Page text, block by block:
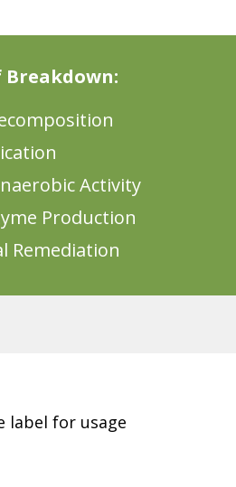
Breakdown​​​​‌ ‍ ​‍​‍‌‍ ‌ ​‍‌‍‍‌‌‍‌ ‌‍‍‌‌‍ ‍​‍​‍​ ‍‍​‍​‍‌ ​ ‌‍​‌‌‍ ‍‌‍‍‌‌ ‌​‌ ‍‌​‍ ‍‌‍‍‌‌‍ ​‍​‍​‍ ​​‍​‍‌‍‍​‌ ​‍‌‍‌‌‌‍‌‍​‍​‍​ ‍‍​‍​‍​‍ ‌ ​ ‌ ‌​‌ ‌‌‌‍‌​‌‍‍‌‌‍ ​‍ ‌‍‍‌‌‍ ‍‌ ‌​‌‍‌‌‌‍ ‍‌ ‌​​‍ ‌‍‌‌‌‍‌​‌‍‍‌‌ ‌​​‍ ‌‍ ‌‌‍ ‌‍‌​‌‍‌‌​ ‌‌ ​​‌ ​‍‌‍‌‌‌ ​ ‌‍‌‌‌‍ ‍‌ ‌​‌‍​‌‌ ‌​‌‍‍‌‌‍ ‌‍ ‍​ ‍ ‌‍‍‌‌‍‌​​ ‌‌ ​​‌ ​‍‌‍ ‌‍‌​‌ ‌‌‌‍​ ‌ ‌​​‍ ‍‌ ​ ‌‍​‌​‍ ‍‌‍​‍‌ ​‍‌‍‌‌‌‍​‌‌‍‍ ‌‍‌​‌‍ ‌ ‌ ‌‍ ‍​ ‍ ‌ ‌​‌ ‍‌‌ ​​‌‍‌‌​ ‌‌ ​​‌ ​‍‌‍ ‌‍‌​‌ ‌‌‌‍​ ‌ ‌​​ ‍ ‌ ​​‌‍​‌‌ ‌​‌‍‍​​ ‌‌ ‌​‌‍‍‌‌ ‌​‌‍ ​‌‍‌‌​ ‌‍​‍‌‍​‌‌ ​ ‌‍‌‌‌‌‌‌‌ ​‍‌‍ ​​ ‌​‍‌‌​ ​‍‌​‌‍‌ ​ ‌ ‌​‌ ‌‌‌‍‌​‌‍‍‌‌‍ ​‍‌‍‌‍‍‌‌‍‌​​ ‌‌ ​​‌ ​‍‌‍ ‌‍‌​‌ ‌‌‌‍​ ‌ ‌​​‍ ‍‌ ​ ‌‍​‌​‍ ‍‌‍​‍‌ ​‍‌‍‌‌‌‍​‌‌‍‍ ‌‍‌​‌‍ ‌ ‌ ‌‍ ‍​‍‌‍‌ ‌​‌ ‍‌‌ ​​‌‍‌‌​ ‌‌ ​​‌ ​‍‌‍ ‌‍‌​‌ ‌‌‌‍​ ‌ ‌​​‍‌‍‌ ​​‌‍​‌‌ ‌​‌‍‍​​ ‌‌ ‌​‌‍‍‌‌ ‌​‌‍ ​‌‍‌‌​‍‌‍‌ ​​‌‍‌‌‌ ​‍‌ ​ ‌ ​​‌‍‌‌‌‍​ ‌ ‌​‌‍‍‌‌ ‌‍‌‍‌‌​ ‌‌ ​​‌ ‌‌‌‍​‍‌‍ ​‌‍‍‌‌ ​ ‌‍‍​‌‍‌‌‌‍‌​​‍​‍‌ ‌:
label for usage